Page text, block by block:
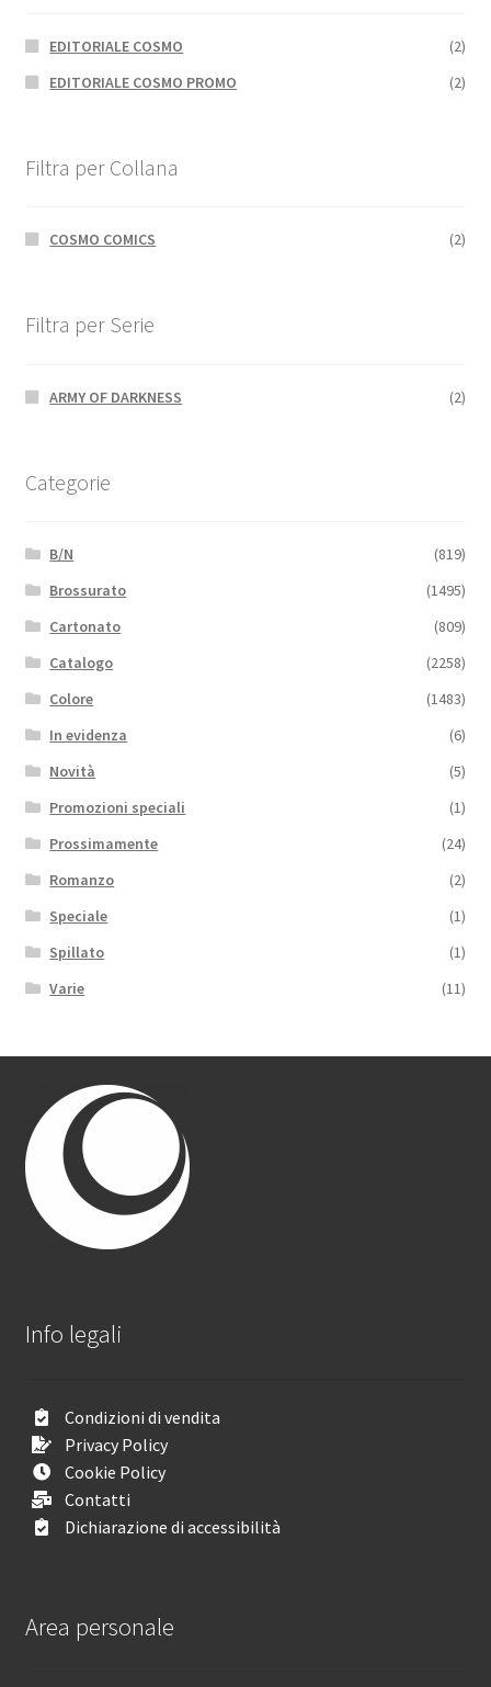
EDITORIALE COSMO
(2)
EDITORIALE COSMO PROMO
(2)
Filtra per Collana
COSMO COMICS (2)
Filtra per Serie
ARMY OF DARKNESS (2)
Categorie
B/N
(819)
Brossurato
(1495)
Cartonato
(809)
Catalogo
(2258)
Colore
(1483)
In evidenza
(6)
Novità
(5)
Promozioni speciali
(1)
Prossimamente
(24)
Romanzo
(2)
Speciale
(1)
Spillato
(1)
Varie
(11)
Info legali
Condizioni di vendita
Privacy Policy
Cookie Policy
Contatti
Dichiarazione di accessibilità
Area personale